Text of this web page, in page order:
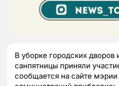
В уборке городских дворов
санпятницы приняли
сообщается на сайте